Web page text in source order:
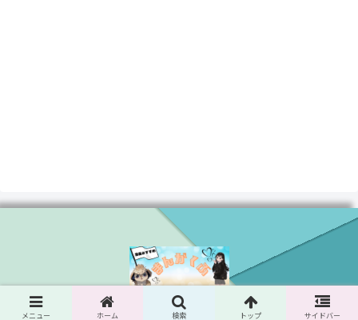
© 2024 まんがくぶ.
メニュー ホーム 検索 トップ サイドバー